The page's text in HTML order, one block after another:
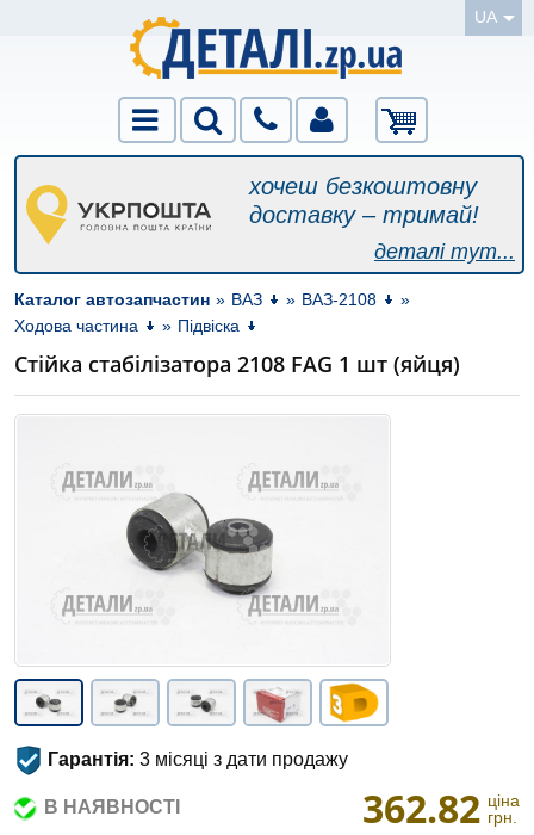
UA
хочеш безкоштовну
доставку – тримай!
деталі тут...
Каталог автозапчастин » ВАЗ » ВАЗ-2108
»
Ходова частина
» Підвіска
Стійка стабілізатора 2108 FAG 1 шт (яйця)
Гарантія: 3 місяці з дати продажу
В НАЯВНОСТІ 362.82 ціна
грн.